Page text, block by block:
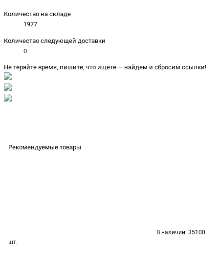
Количество на складе
1977
Количество следующей доставки
0
Не теряйте время, пишите, что ищете — найдем и сбросим ссылки!
Рекомендуемые товары
В наличии: 35100
шт.